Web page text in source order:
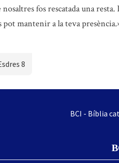
fos rescatada una
pot mantenir a la teva
8
BCI - Bíblia